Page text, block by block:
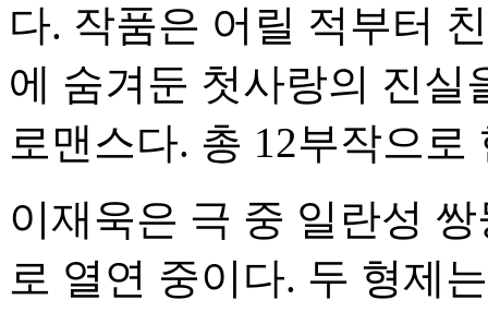
다. 작품은 어릴 적부터
에 숨겨둔 첫사랑의 진실
로맨스다. 총 12부작으
이재욱은 극 중 일란성
로 열연 중이다. 두 형제